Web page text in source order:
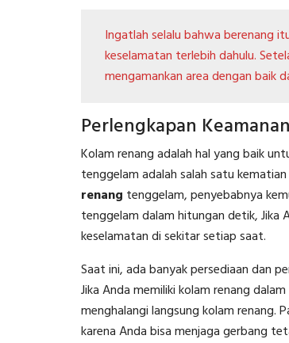
Ingatlah selalu bahwa berenang
keselamatan terlebih dahulu.
mengamankan area dengan baik
Perlengkapan
Kolam renang adalah hal yang baik
tenggelam adalah salah satu
renang tenggelam, penyebabnya
tenggelam dalam hitungan detik, Jika
keselamatan di sekitar setiap saat.
Saat ini, ada banyak persediaan dan
Jika Anda memiliki kolam renang
menghalangi langsung kolam renang.
karena Anda bisa menjaga gerbang